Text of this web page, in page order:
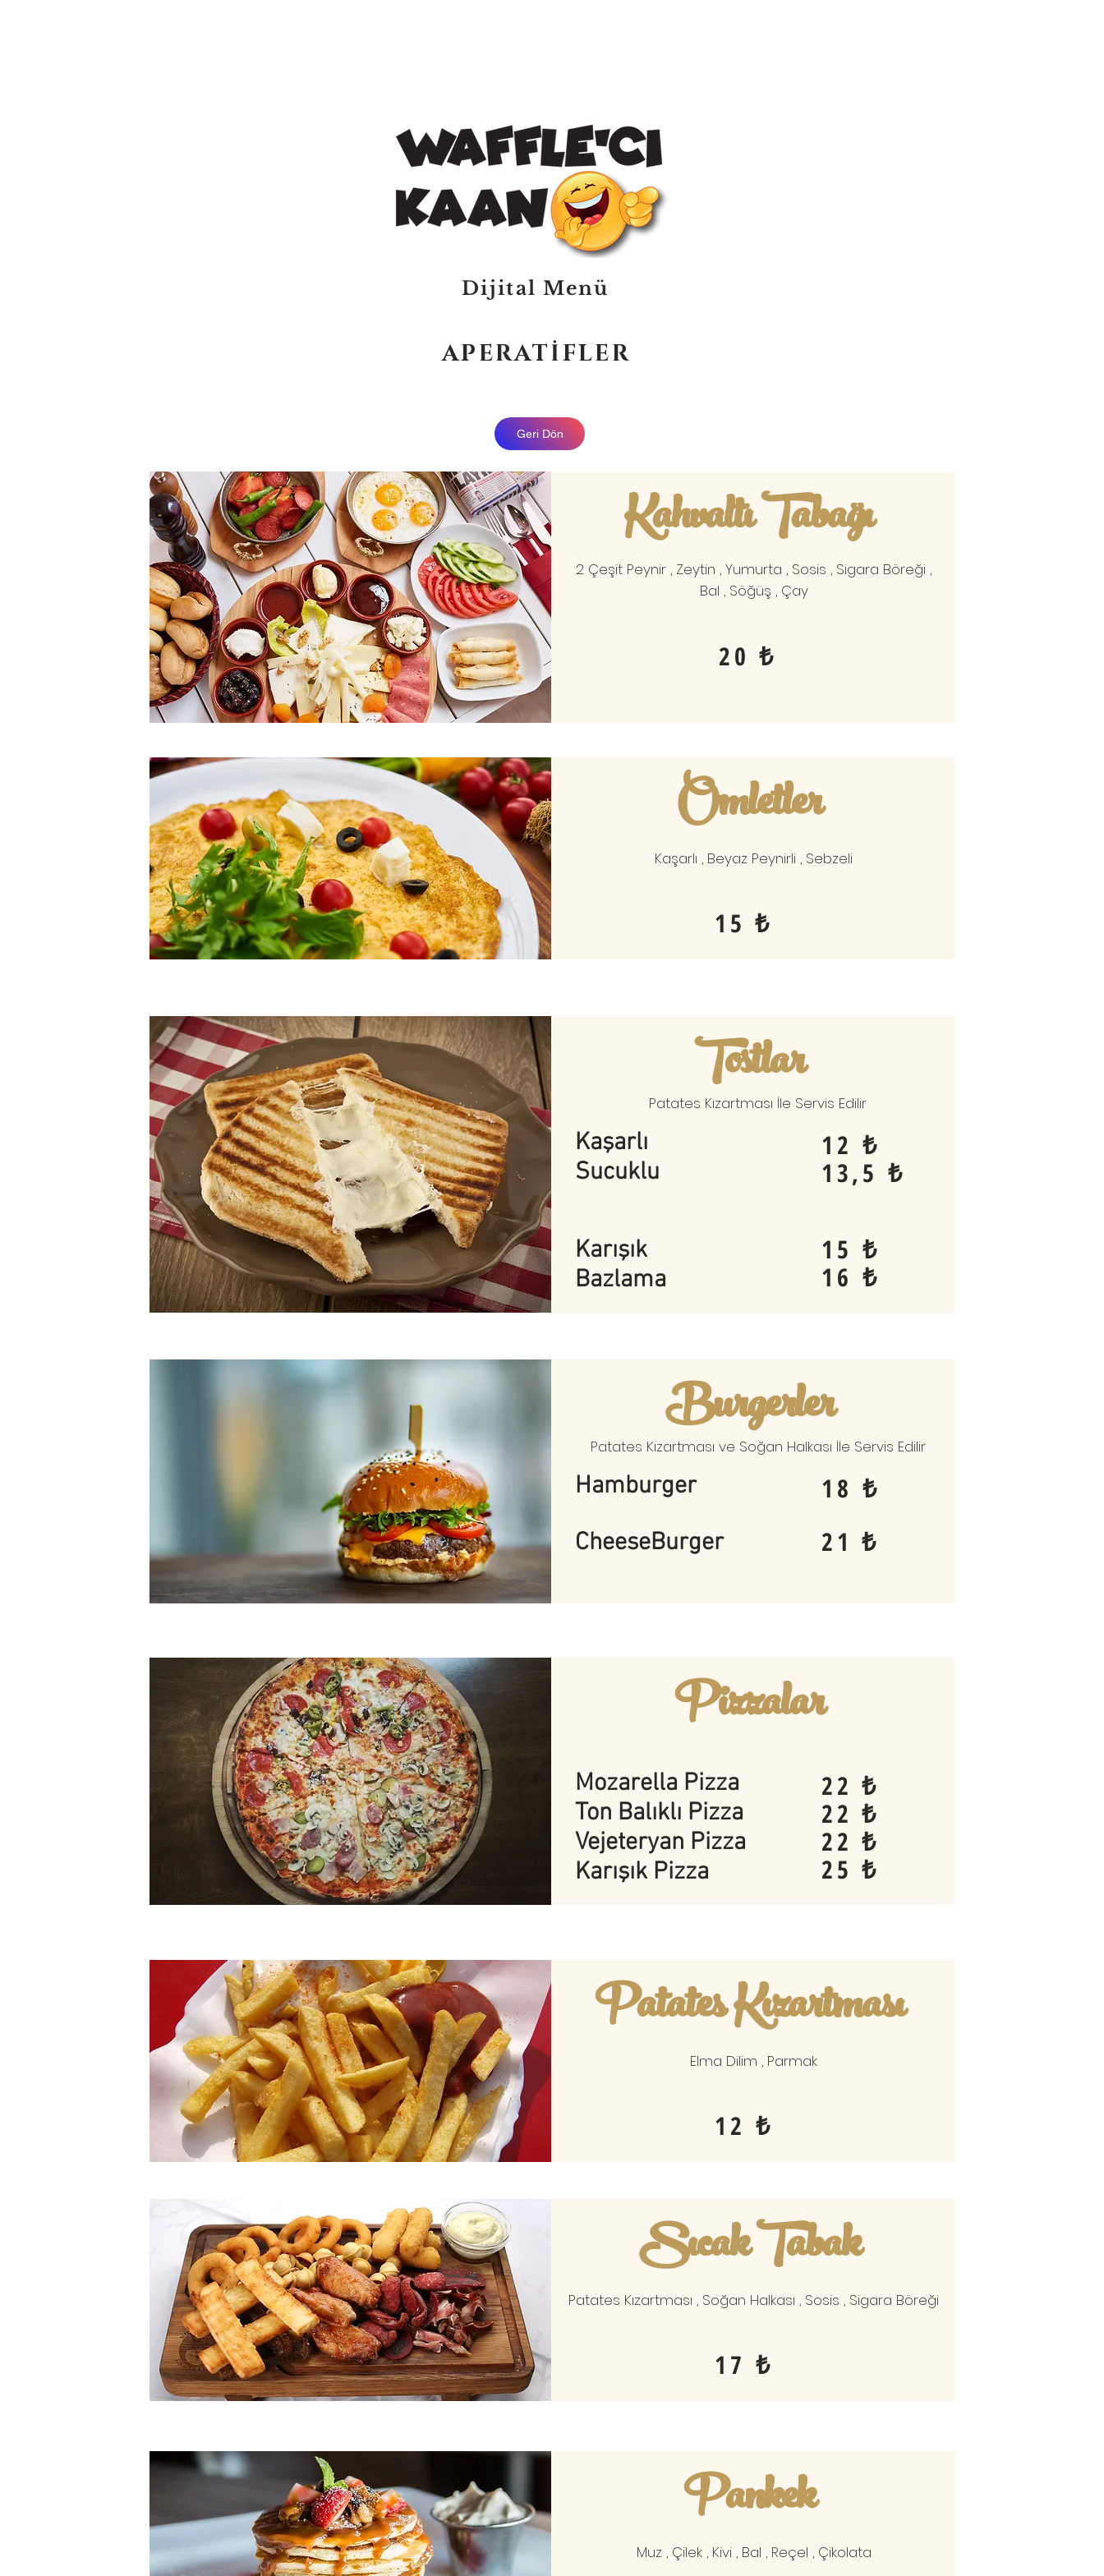
Dijital Menü
APERATİFLER
Geri Dön
Kahvaltı Tabağı
2 Çeşit Peynir , Zeytin , Yumurta , Sosis , Sigara Böreği ,
Bal , Söğüş , Çay
20 ₺
Omletler
Kaşarlı , Beyaz Peynirli , Sebzeli
15 ₺
Tostlar
Patates Kızartması İle Servis Edilir
Kaşarlı
Sucuklu
12 ₺
13,5 ₺
Karışık
Bazlama
15 ₺
16 ₺
Burgerler
Patates Kızartması ve Soğan Halkası İle Servis Edilir
Hamburger
CheeseBurger
18 ₺
21 ₺
Pizzalar
Mozarella Pizza
Ton Balıklı Pizza
Vejeteryan Pizza
Karışık Pizza
22 ₺
22 ₺
22 ₺
25 ₺
Patates Kızartması
Elma Dilim , Parmak
12 ₺
Sıcak Tabak
Patates Kızartması , Soğan Halkası , Sosis , Sigara Böreği
17 ₺
Pankek
Muz , Çilek , Kivi , Bal , Reçel , Çikolata